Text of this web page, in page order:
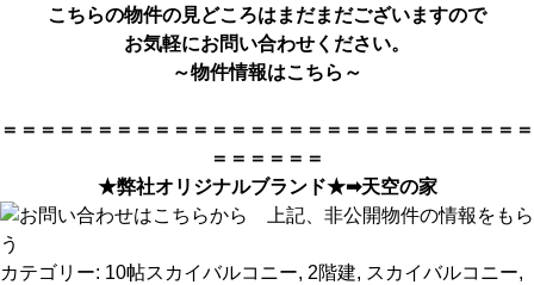
こちらの物件の見どころはまだまだございますので
お気軽にお問い合わせください。
～物件情報はこちら ～
＝＝＝＝＝＝＝＝＝＝＝＝＝＝＝＝＝＝＝＝＝＝＝＝＝＝＝＝
＝＝＝＝＝＝
★弊社オリジナルブランド★➡天空の家
カテゴリー: 10帖スカイバルコニー, 2階建, スカイバルコニー,